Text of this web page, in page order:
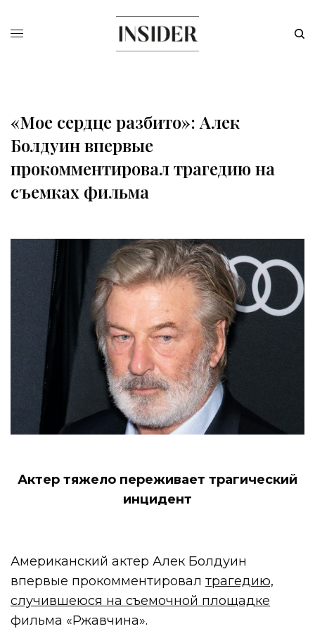
«Мое сердце разбито»: Алек
Болдуин впервые
прокомментировал трагедию на
съемках фильма
Актер тяжело переживает трагический
инцидент
Американский актер Алек Болдуин
впервые прокомментировалтрагедию,
случившеюся на съемочной площадке
фильма «Ржавчина».